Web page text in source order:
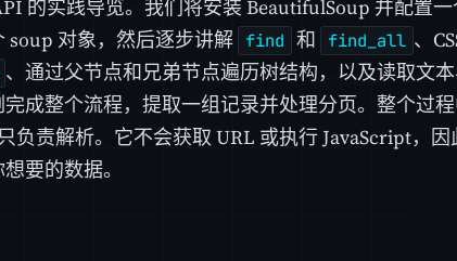
的实践导览。我们将安装 BeautifulSoup 并配置
soup 对象，然后逐步讲解 find 和 find_all 、
、通过父节点和兄弟节点遍历树结构，以及读取文
成整个流程，提取一组记录并处理分页。整个过程
负责解析。它不会获取 URL 或执行 JavaScript，
要的数据。